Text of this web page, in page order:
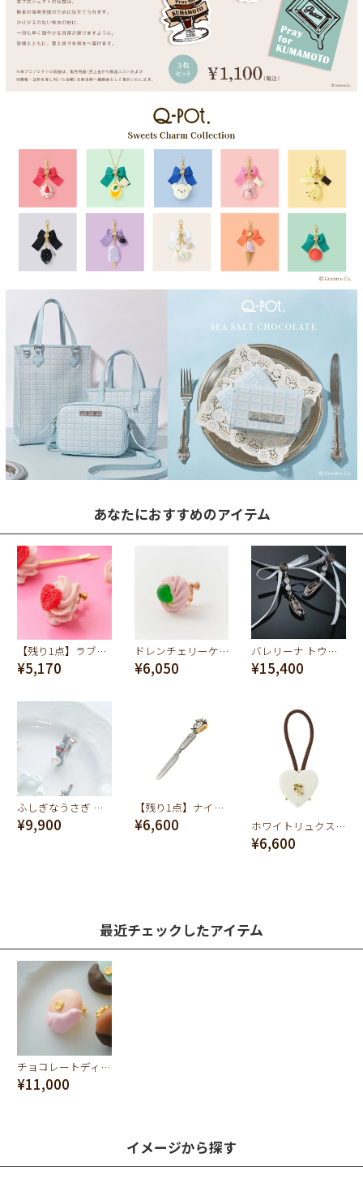
あなたにおすすめのアイテム
【残り1点】ラブハート ホイップクリーム イヤリング
¥5,170
ドレンチェリーケーキ イヤリング-グリーン(ストロベリー)
¥6,050
バレリーナ トウシューズイヤリング（黒鳥）
¥15,400
ふしぎなうさぎ イヤリング
¥9,900
【残り1点】ナイフ チャーム
¥6,600 ホワイトリュクスハートショコラ ヘアゴム
¥6,600
最近チェックしたアイテム
チョコレートディップマカロン イヤリング(ストロベリー)
¥11,000
イメージから探す